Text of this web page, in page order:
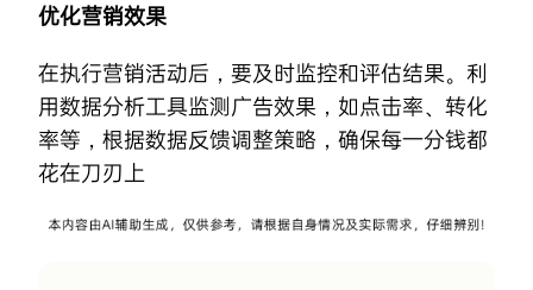
优化营销效果
在执行营销活动后，要及时监控和评估结果。利
用数据分析工具监测广告效果，如点击率、转化
率等，根据数据反馈调整策略，确保每一分钱都
花在刀刃上